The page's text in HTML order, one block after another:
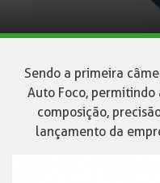
Sendo a primeira
Auto Foco,
composição,
lançamento da